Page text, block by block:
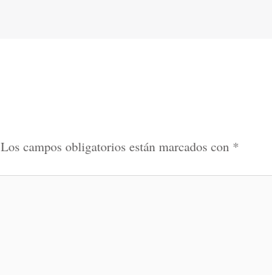
Los campos obligatorios están marcados con *